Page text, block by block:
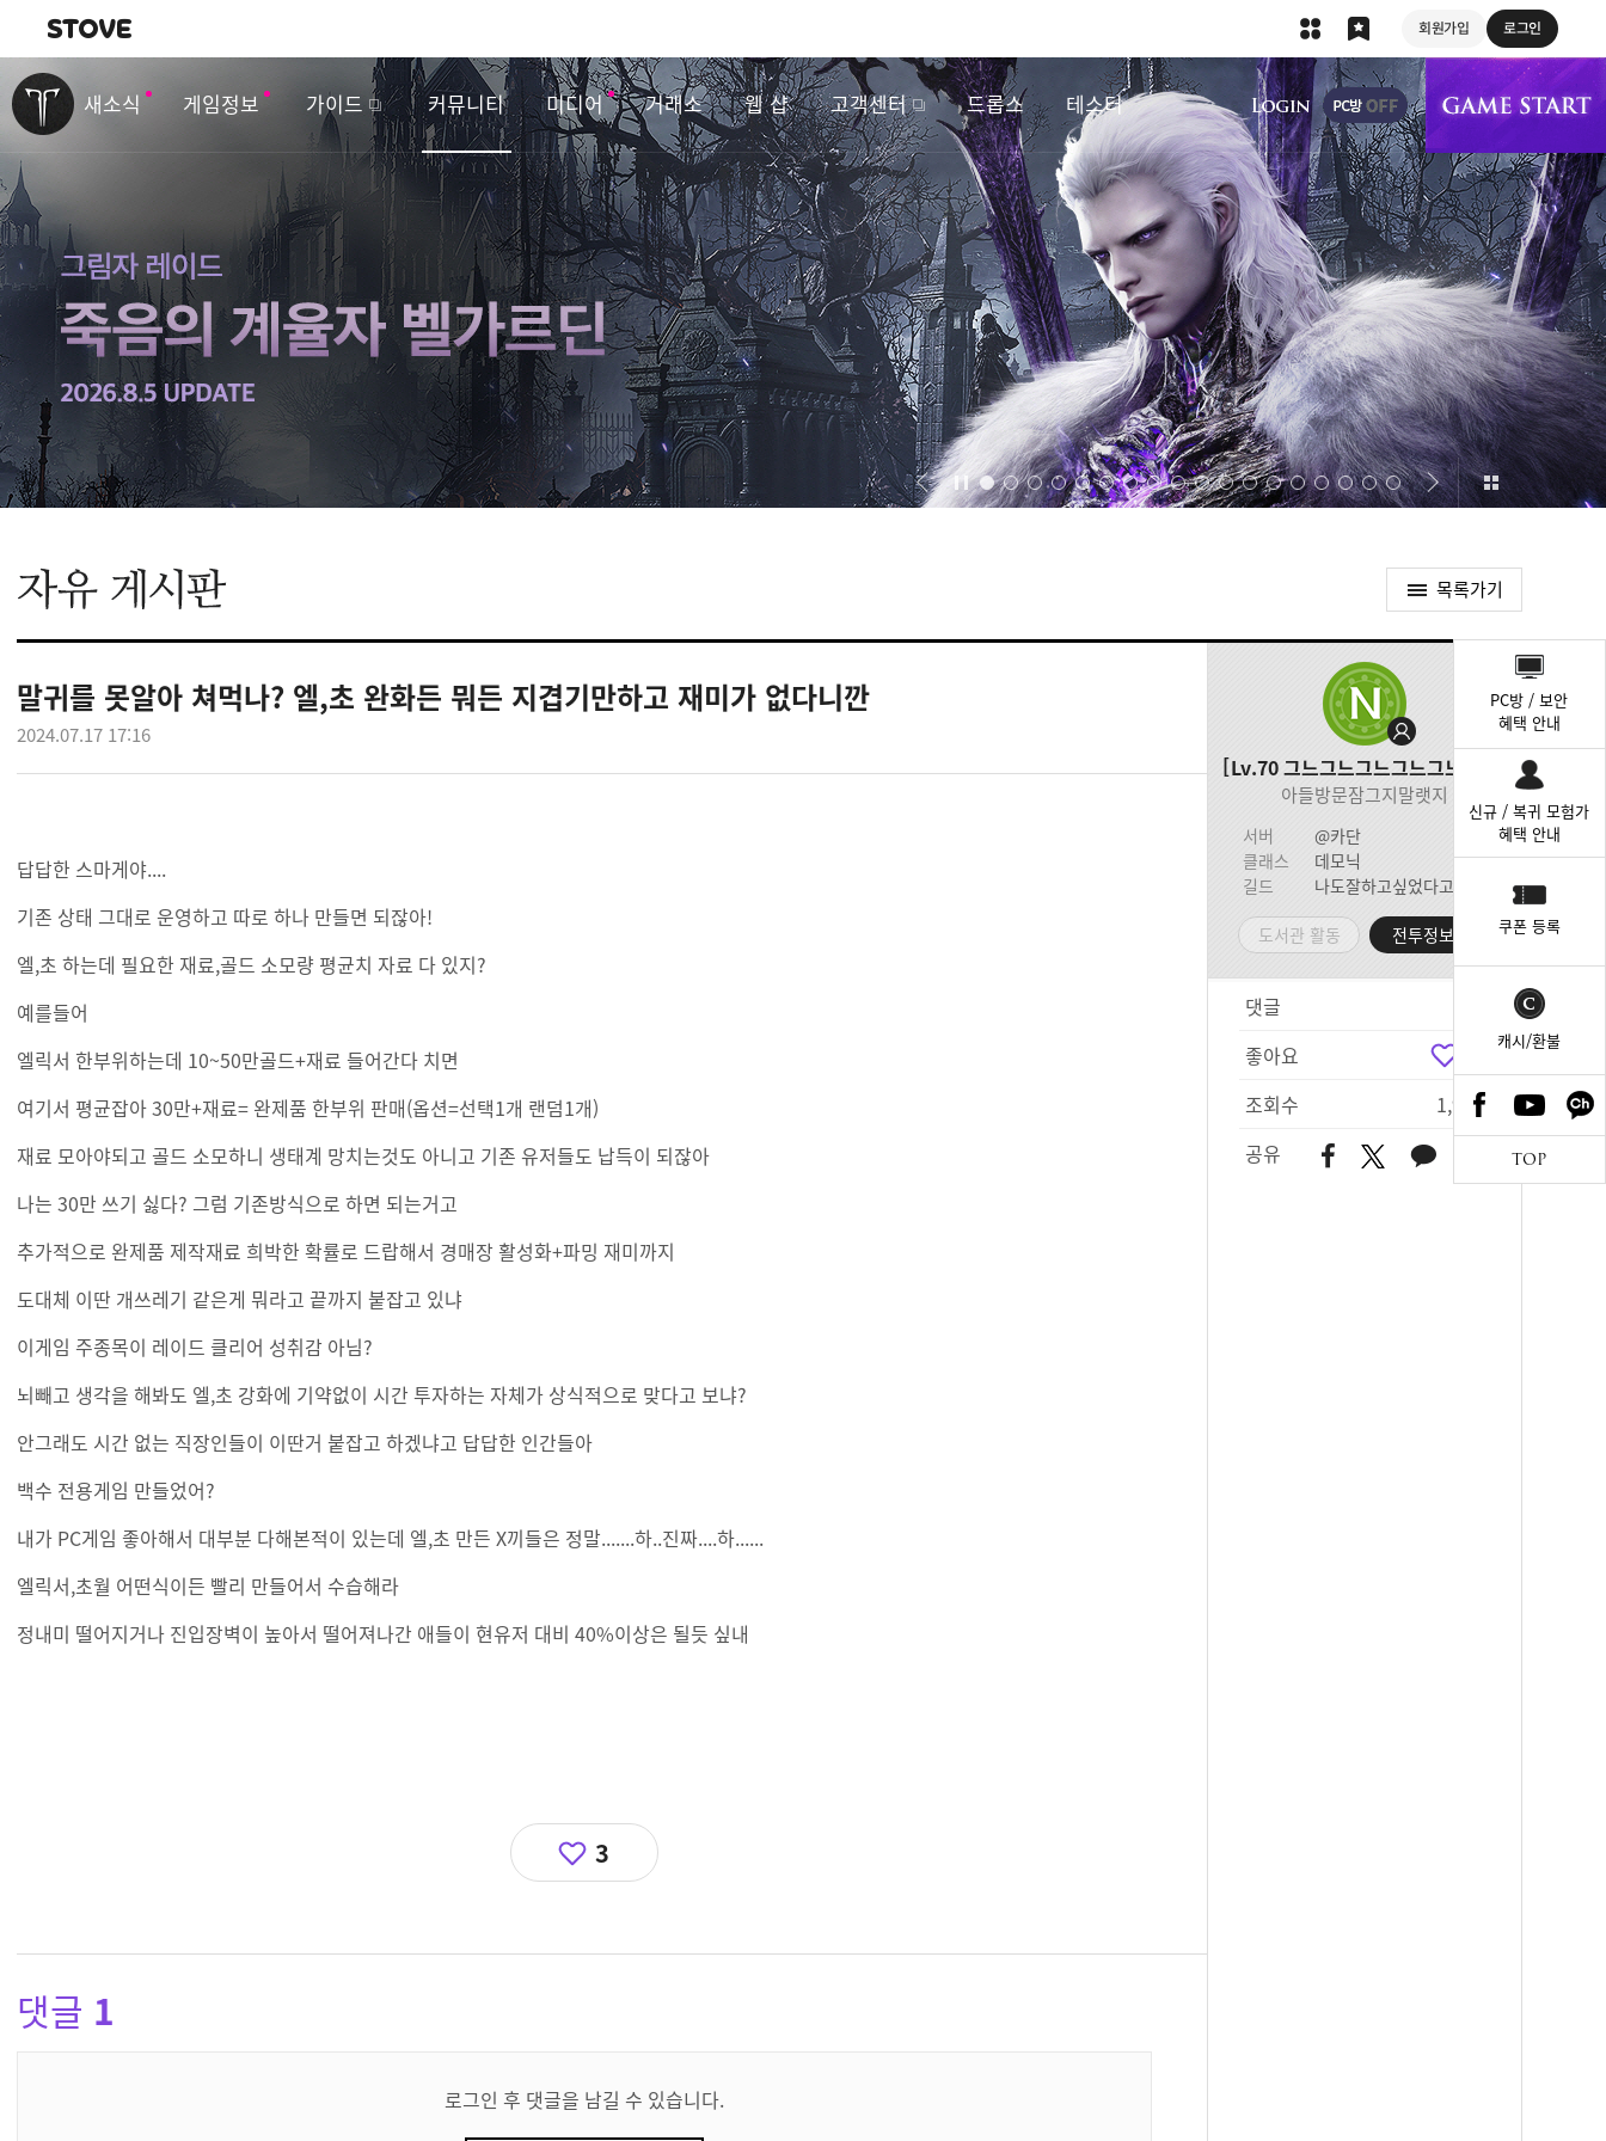
회원가입 로그인
내비게이션
새소식 게임정보 가이드 커뮤니티 미디어 거래소 웹 샵 고객센터 드롭스 테스터
상단 메뉴
벤
트
&
업
데
이
트
목록가기
말귀를 못알아 쳐먹나? 엘,초 완화든 뭐든 지겹기만하고 재미가 없다니깐
2024.07.17 17:16
Lv.70그느그느그느그느그느그느
아들방문잠그지말랫지
서버
@카단
클래스
데모닉
길드
나도잘하고싶었다고
도서관 활동 전투정보실
댓글
좋아요
조회수
1,945
공유
답답한 스마게야....
기존 상태 그대로 운영하고 따로 하나 만들면 되잖아!
엘,초 하는데 필요한 재료,골드 소모량 평균치 자료 다 있지?
예를들어
엘릭서 한부위하는데 10~50만골드+재료 들어간다 치면
여기서 평균잡아 30만+재료= 완제품 한부위 판매(옵션=선택1개 랜덤1개)
재료 모아야되고 골드 소모하니 생태계 망치는것도 아니고 기존 유저들도 납득이 되잖아
나는 30만 쓰기 싫다? 그럼 기존방식으로 하면 되는거고
추가적으로 완제품 제작재료 희박한 확률로 드랍해서 경매장 활성화+파밍 재미까지
도대체 이딴 개쓰레기 같은게 뭐라고 끝까지 붙잡고 있냐
이게임 주종목이 레이드 클리어 성취감 아님?
뇌빼고 생각을 해봐도 엘,초 강화에 기약없이 시간 투자하는 자체가 상식적으로 맞다고 보냐?
안그래도 시간 없는 직장인들이 이딴거 붙잡고 하겠냐고 답답한 인간들아
백수 전용게임 만들었어?
내가 PC게임 좋아해서 대부분 다해본적이 있는데 엘,초 만든 X끼들은 정말.......하..진짜....하......
엘릭서,초월 어떤식이든 빨리 만들어서 수습해라
정내미 떨어지거나 진입장벽이 높아서 떨어져나간 애들이 현유저 대비 40%이상은 될듯 싶내
3
댓글 1
로그인 후 댓글을 남길 수 있습니다.
PC방 / 보안
혜택 안내
신규 / 복귀 모험가
혜택 안내
쿠폰 등록
캐시/환불
TOP